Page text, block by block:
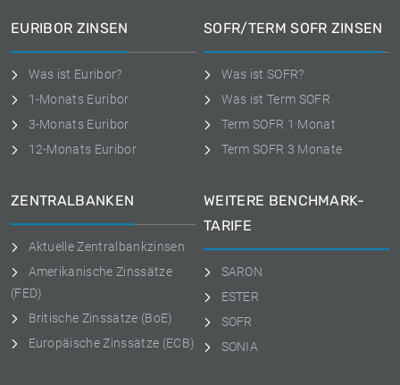
EURIBOR ZINSEN
Was ist Euribor?
1-Monats Euribor
3-Monats Euribor
12-Monats Euribor
SOFR/TERM SOFR ZINSEN
Was ist SOFR?
Was ist Term SOFR
Term SOFR 1 Monat
Term SOFR 3 Monate
ZENTRALBANKEN
Aktuelle Zentralbankzinsen
Amerikanische Zinssätze
(FED)
Britische Zinssätze (BoE)
Europäische Zinssätze (ECB)
WEITERE BENCHMARK-
TARIFE
SARON
ESTER
SOFR
SONIA